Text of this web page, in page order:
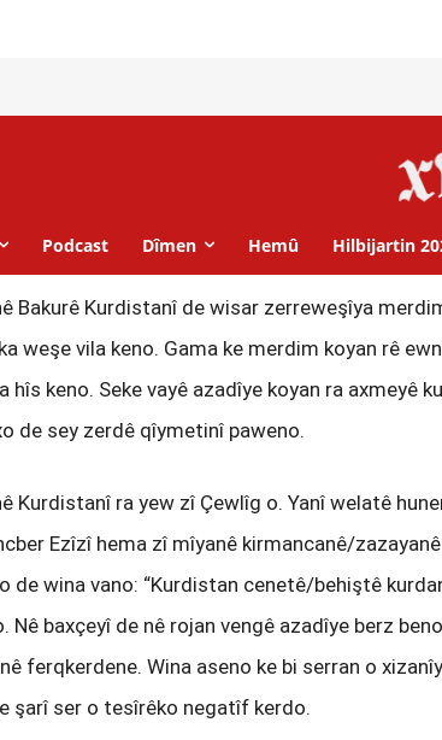
Podcast Dîmen Hemû Hilbijartin
Bakurê Kurdistanî de wisar zerreweşîya
weşe vila keno. Gama ke merdim koyan rê
hîs keno. Seke vayê azadîye koyan ra axmeyê
de sey zerdê qîymetinî paweno.
Kurdistanî ra yew zî Çewlîg o. Yanî welatê
Ezîzî hema zî mîyanê kirmancanê/
de wina vano: “Kurdistan cenetê/behiştê
Nê baxçeyî de nê rojan vengê azadîye berz
ferqkerdene. Wina aseno ke bi serran o
şarî ser o tesîrêko negatîf kerdo.